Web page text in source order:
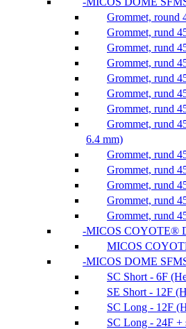
Grommet, round
Grommet, rund
Grommet, rund
Grommet, rund
Grommet, rund
Grommet, rund
Grommet, rund
Grommet, rund
6.4 mm)
Grommet, rund
Grommet, rund
Grommet, rund
Grommet, rund
Grommet, rund
MICOS COYOTE®
MICOS
MICOS DOME
SC Short - 6F
SE Short - 12F
SC Long - 12F
SC Long - 24F +